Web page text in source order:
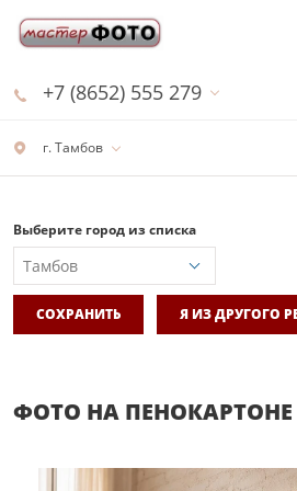
г. Тамбов
+7 (8652) 555 279
Выберите город из списка
СОХРАНИТЬ Я ИЗ ДРУГОГО
ФОТО НА ПЕНОКАРТОНЕ